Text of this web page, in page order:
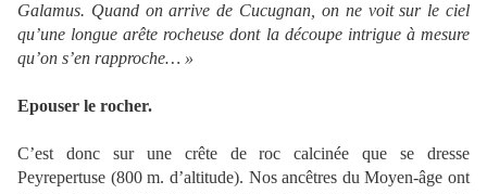
Galamus. Quand on arrive de Cucugnan, on ne voit sur le ciel
qu’une longue arête rocheuse dont la découpe intrigue à mesure
qu’on s’en rapproche… »
Epouser le rocher.
C’est donc sur une crête de roc calcinée que se dresse
Peyrepertuse (800 m. d’altitude). Nos ancêtres du Moyen-âge ont